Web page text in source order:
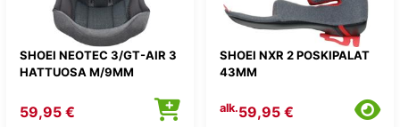
SHOEI NEOTEC 3/GT-AIR 3
HATTUOSA M/9MM
59,95 €
SHOEI NXR 2 POSKIPALAT
43MM
alk.59,95 €